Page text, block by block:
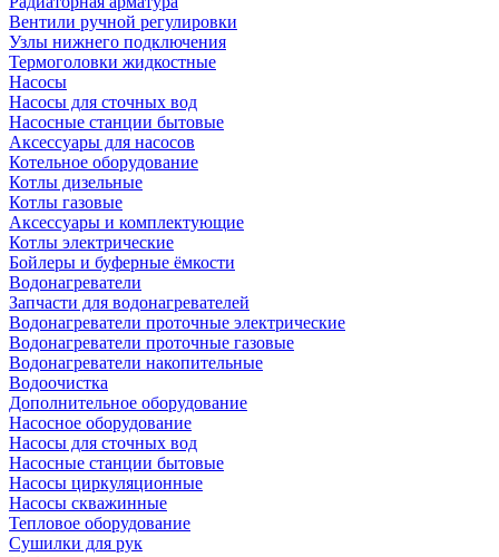
Вентили ручной регулировки
Узлы нижнего подключения
Термоголовки жидкостные
Насосы
Насосы для сточных вод
Насосные станции бытовые
Аксессуары для насосов
Котельное оборудование
Котлы дизельные
Котлы газовые
Аксессуары и комплектующие
Котлы электрические
Бойлеры и буферные ёмкости
Водонагреватели
Запчасти для водонагревателей
Водонагреватели проточные электрические
Водонагреватели проточные газовые
Водонагреватели накопительные
Водоочистка
Дополнительное оборудование
Насосное оборудование
Насосы для сточных вод
Насосные станции бытовые
Насосы циркуляционные
Насосы скважинные
Тепловое оборудование
Сушилки для рук